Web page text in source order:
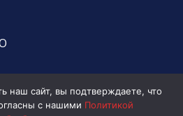
наш сайт, вы подтверждаете, что
с нашими Политикой